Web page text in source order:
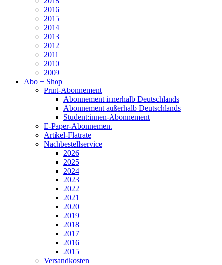
2016
2015
2014
2013
2012
2011
2010
2009
Abo + Shop
Print-Abonnement
Abonnement innerhalb Deutschlands
Abonnement außerhalb Deutschlands
Student:innen-Abonnement
E-Paper-Abonnement
Artikel-Flatrate
Nachbestellservice
2026
2025
2024
2023
2022
2021
2020
2019
2018
2017
2016
2015
Versandkosten